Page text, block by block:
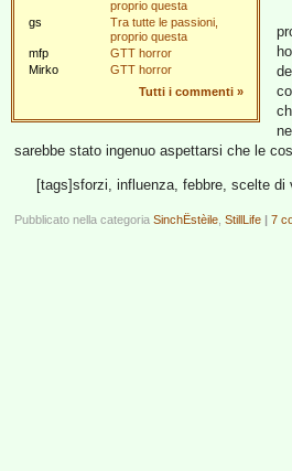
proprio questa
gs
Tra tutte le passioni,
proprio questa
mfp
GTT horror
Mirko
GTT horror
Tutti i commenti »
sarebbe stato ingenuo aspettarsi che le
[tags]sforzi, influenza, febbre, scelte
Pubblicato nella categoria SinchËstèile StillLife | 7